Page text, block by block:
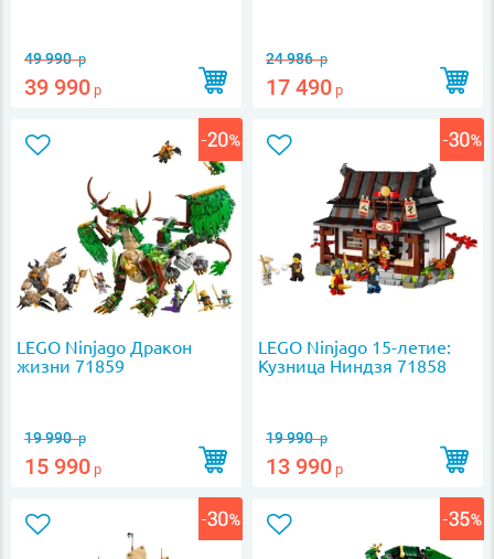
49 990р
39 990 р
24 986р
17 490 р
LEGO Ninjago Дракон
жизни 71859
19 990р
15 990 р
LEGO Ninjago 15-летие:
Кузница Ниндзя 71858
19 990р
13 990 р